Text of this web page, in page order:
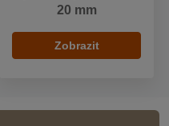
20 mm
Zobrazit